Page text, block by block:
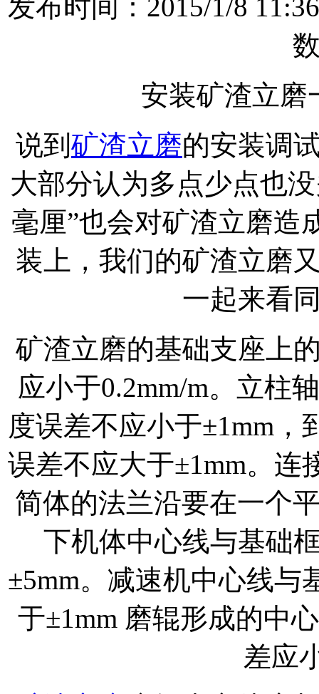
发布时间：2015/1/8
安装矿渣立磨
说到 矿渣立磨的安装调
大部分认为多点少点也
毫厘”也会对矿渣立磨造
装上，我们的矿渣立磨
一起来看
矿渣立磨的基础支座上
应小于0.2mm/m。立柱
度误差不应小于±1mm
误差不应大于±1mm。连
简体的法兰沿要在一个
下机体中心线与基础
±5mm。减速机中心线与
于±1mm 磨辊形成的中
差应